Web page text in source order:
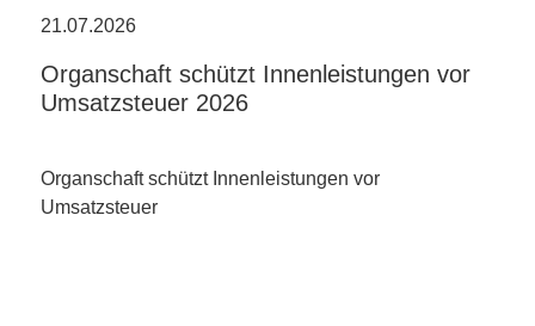
21.07.2026
Organschaft schützt Innenleistungen vor
Umsatzsteuer 2026
Organschaft schützt Innenleistungen vor
Umsatzsteuer